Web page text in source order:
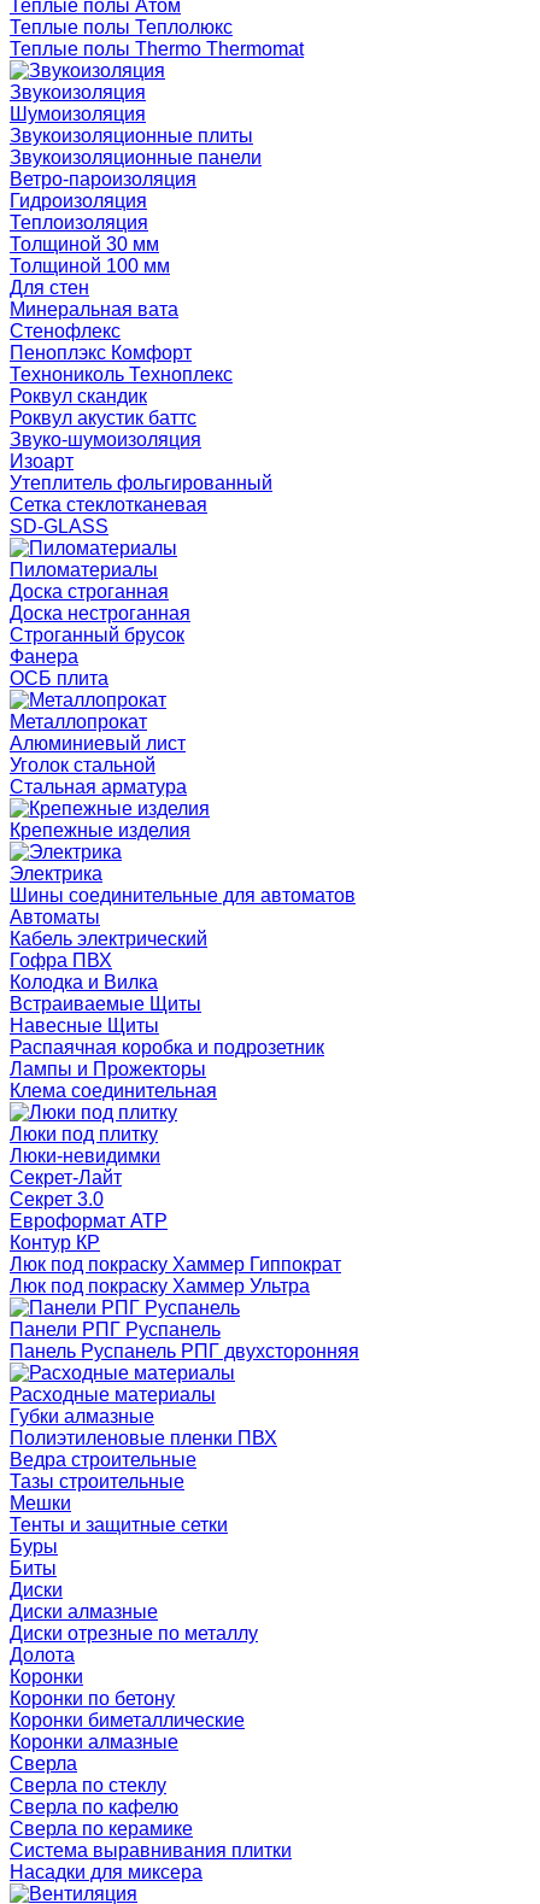
Теплые полы Атом
Теплые полы Теплолюкс
Теплые полы Thermo Thermomat
Звукоизоляция
Шумоизоляция
Звукоизоляционные плиты
Звукоизоляционные панели
Ветро-пароизоляция
Гидроизоляция
Теплоизоляция
Толщиной 30 мм
Толщиной 100 мм
Для стен
Минеральная вата
Стенофлекс
Пеноплэкс Комфорт
Технониколь Техноплекс
Роквул скандик
Роквул акустик баттс
Звуко-шумоизоляция
Изоарт
Утеплитель фольгированный
Сетка стеклотканевая
SD-GLASS
Пиломатериалы
Доска строганная
Доска нестроганная
Строганный брусок
Фанера
ОСБ плита
Металлопрокат
Алюминиевый лист
Уголок стальной
Стальная арматура
Крепежные изделия
Электрика
Шины соединительные для автоматов
Автоматы
Кабель электрический
Гофра ПВХ
Колодка и Вилка
Встраиваемые Щиты
Навесные Щиты
Распаячная коробка и подрозетник
Лампы и Прожекторы
Клема соединительная
Люки под плитку
Люки-невидимки
Секрет-Лайт
Секрет 3.0
Евроформат АТР
Контур КР
Люк под покраску Хаммер Гиппократ
Люк под покраску Хаммер Ультра
Панели РПГ Руспанель
Панель Руспанель РПГ двухсторонняя
Расходные материалы
Губки алмазные
Полиэтиленовые пленки ПВХ
Ведра строительные
Тазы строительные
Мешки
Тенты и защитные сетки
Буры
Биты
Диски
Диски алмазные
Диски отрезные по металлу
Долота
Коронки
Коронки по бетону
Коронки биметаллические
Коронки алмазные
Сверла
Сверла по стеклу
Сверла по кафелю
Сверла по керамике
Система выравнивания плитки
Насадки для миксера